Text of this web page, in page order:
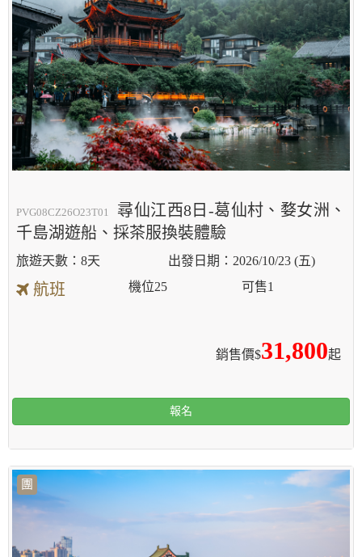
PVG08CZ26O23T01
尋仙江西8日-葛仙村、婺女洲、
千島湖遊船、採茶服換裝體驗
8天 2026/10/23 (五)
航班
銷售價$31,800起
機位25 可售1
報名
團